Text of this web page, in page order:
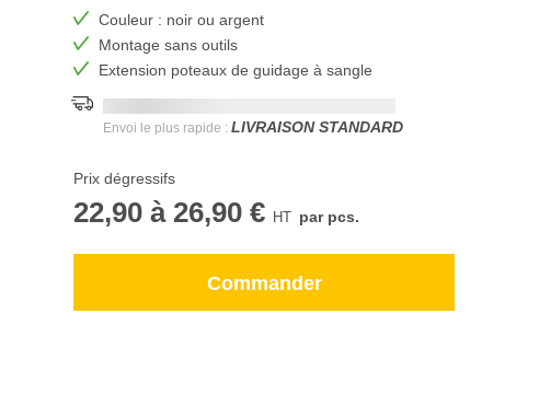
Couleur : noir ou argent
Montage sans outils
Extension poteaux de guidage à sangle
Envoi le plus rapide : LIVRAISON STANDARD
Prix dégressifs
22,90 à 26,90 € par pcs.
Commander